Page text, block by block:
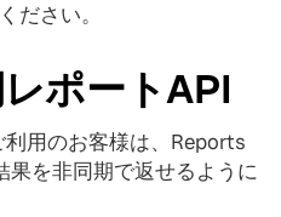
ださい。
ポートAPI
用のお客様は、Reports
果を非同期で返せるように